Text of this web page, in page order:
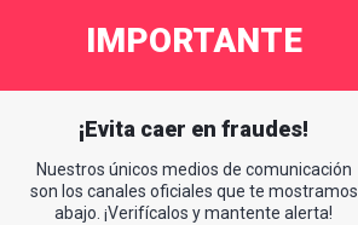
IMPORTANTE
¡Evita caer en fraudes!
Nuestros únicos medios de comunicación
son los canales oficiales que te mostramos
abajo. ¡Verifícalos y mantente alerta!